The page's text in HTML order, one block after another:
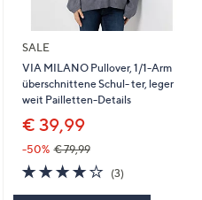
SALE
VIA MILANO Pullover, 1/1-Arm
überschnittene Schul- ter, leger
weit Pailletten-Details
€ 39,99
-50% € 79,99
4.0
von
(3)3